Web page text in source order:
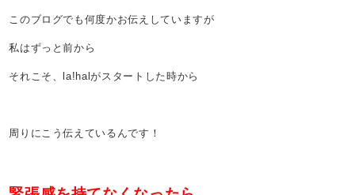
このブログでも何度かお伝えしていますが
私はずっと前から
それこそ、la!halがスタートした時から
周りにこう伝えているんです！